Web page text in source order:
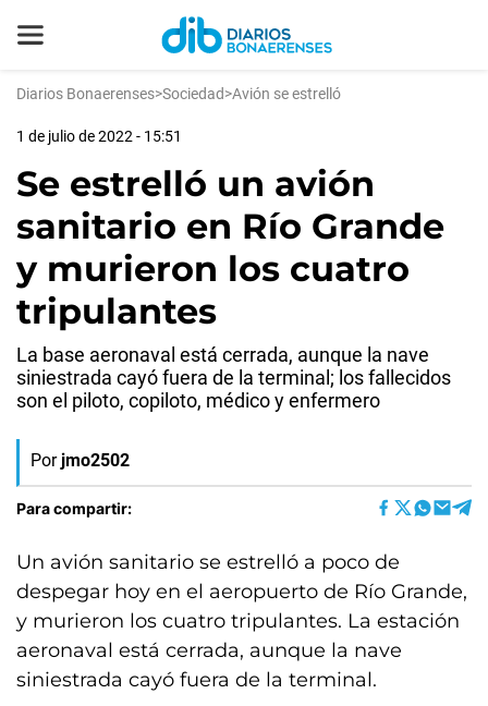
Diarios Bonaerenses>Sociedad>Avión se estrelló
1 de julio de 2022 - 15:51
Se estrelló un avión
sanitario en Río Grande
y murieron los cuatro
tripulantes
La base aeronaval está cerrada, aunque la nave
siniestrada cayó fuera de la terminal; los fallecidos
son el piloto, copiloto, médico y enfermero
Por jmo2502
Para compartir:
Un avión sanitario se estrelló a poco de
despegar hoy en el aeropuerto de Río Grande,
y murieron los cuatro tripulantes. La estación
aeronaval está cerrada, aunque la nave
siniestrada cayó fuera de la terminal.